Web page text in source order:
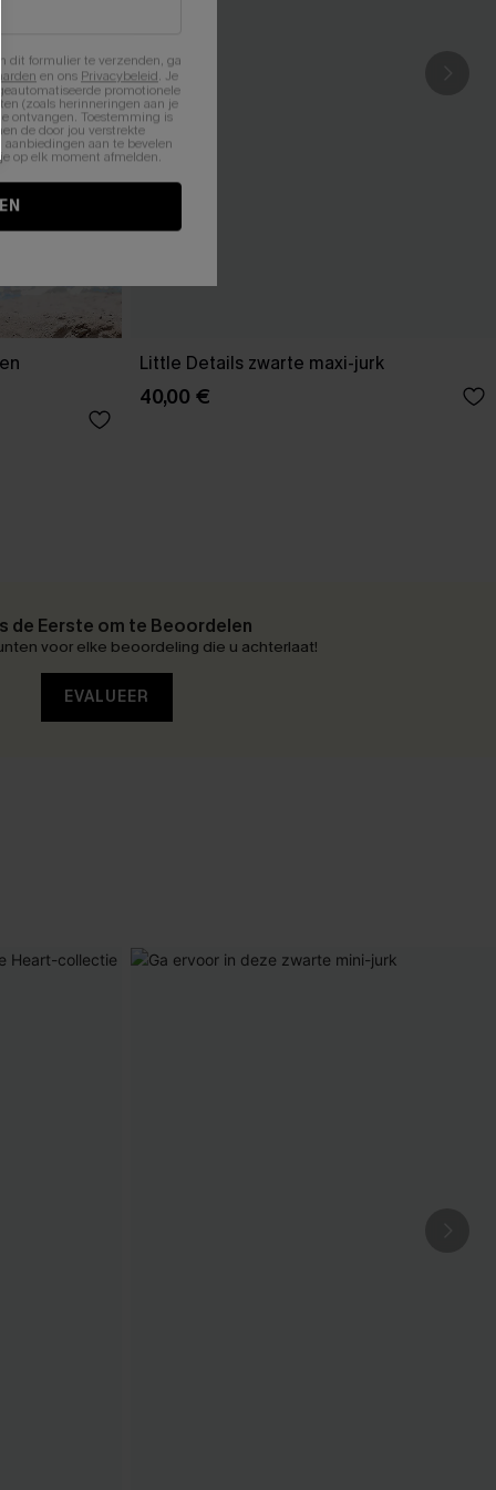
Little Details zwarte maxi-jurk
40,00 €
de Eerste om te Beoordelen
voor elke beoordeling die u achterlaat!
EVALUEER
dit formulier te verzenden, ga
en ons Privacybeleid. Je
promotionele
(zoals herinneringen aan je
ontvangen. Toestemming is
de door jou verstrekte
aanbiedingen aan te bevelen
op elk moment afmelden.